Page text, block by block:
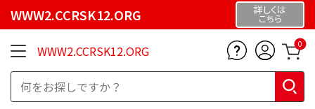
WWW2.CCRSK12.ORG 詳しくは
こちら
WWW2.CCRSK12.ORG 0